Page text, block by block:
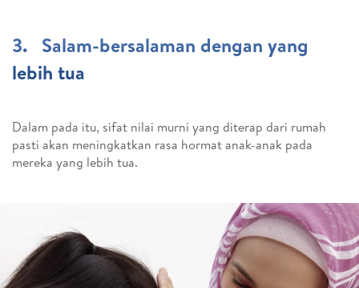
3. Salam-bersalaman dengan yang
lebih tua
Dalam pada itu, sifat nilai murni yang diterap dari rumah
pasti akan meningkatkan rasa hormat anak-anak pada
mereka yang lebih tua.